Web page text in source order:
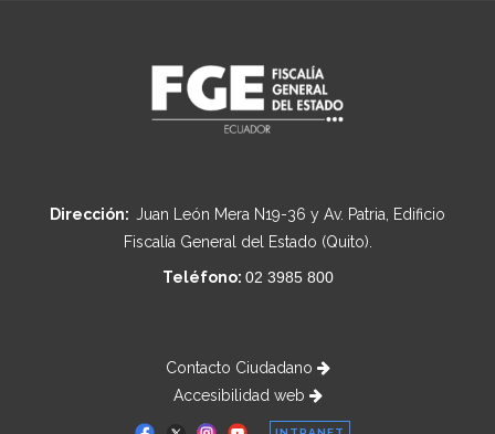
Dirección: Juan León Mera N19-36 y Av. Patria, Edificio
Fiscalía General del Estado (Quito).
Teléfono: 02 3985 800
Contacto Ciudadano
Accesibilidad web